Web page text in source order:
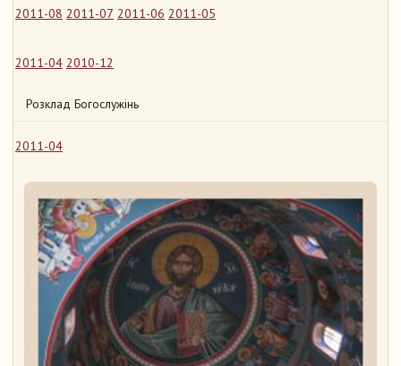
2011-08 2011-07 2011-06 2011-05
2011-04 2010-12
Розклад Богослужінь
2011-04